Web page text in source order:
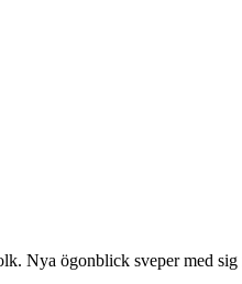
Nya ögonblick sveper med